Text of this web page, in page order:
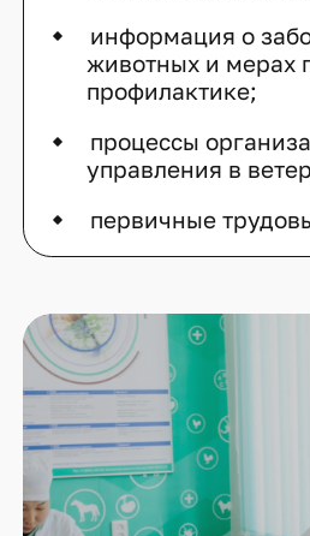
информация о
животных и мерах
профилактике;
процессы
управления в
первичные